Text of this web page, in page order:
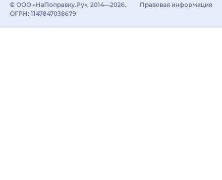
© ООО «НаПоправку.Ру», 2014—2026.
ОГРН: 1147847038679
Правовая информация